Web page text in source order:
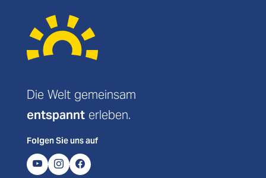
Die Welt gemeinsam
entspannt erleben.
Folgen Sie uns auf